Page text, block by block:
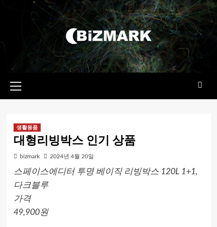
메뉴
생활용품
대형리빙박스 인기 상품
bizmark 2024년 4월 20일
스페이스에디터 투명 베이직 리빙박스 120L 1+1,
다크블루
가격
49,900원